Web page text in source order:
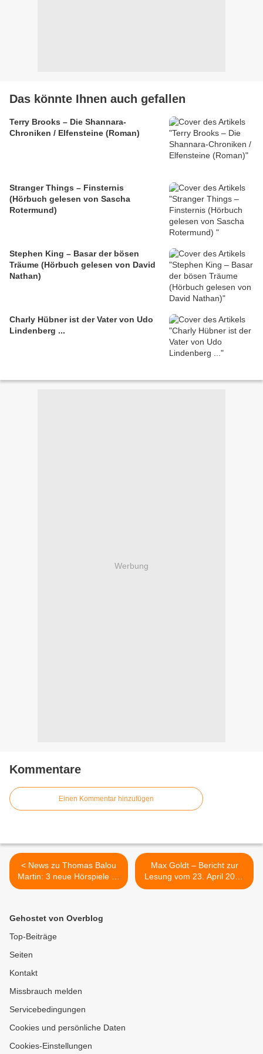
Das könnte Ihnen auch gefallen
Terry Brooks – Die Shannara-
Chroniken / Elfensteine (Roman)
Stranger Things – Finsternis
(Hörbuch gelesen von Sascha
Rotermund)
Stephen King – Basar der bösen
Träume (Hörbuch gelesen von David
Nathan)
Charly Hübner ist der Vater von Udo
Lindenberg ...
Werbung
Kommentare
Einen Kommentar hinzufügen
< News zu Thomas Balou
Martin: 3 neue Hörspiele im
März 2019 bei Titania
Max Goldt – Bericht zur
Lesung vom 23. April 2019
im Schlosspark Theater >
Gehostet von Overblog
Top-Beiträge
Seiten
Kontakt
Missbrauch melden
Servicebedingungen
Cookies und persönliche Daten
Cookies-Einstellungen